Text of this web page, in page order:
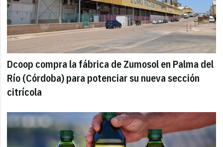
Dcoop compra la fábrica de Zumosol en Palma del
Río (Córdoba) para potenciar su nueva sección
citrícola